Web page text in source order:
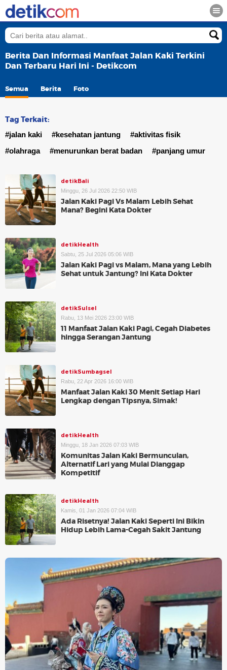
Berita Dan Informasi Manfaat Jalan Kaki Terkini
Dan Terbaru Hari Ini - Detikcom
Semua Berita Foto
Tag Terkait:
#jalan kaki #kesehatan jantung
#aktivitas fisik
#olahraga
#menurunkan berat badan #panjang umur
detikBali
Minggu, 26 Jul 2026 22:50 WIB
Jalan Kaki Pagi Vs Malam Lebih Sehat
Mana? Begini Kata Dokter
detikHealth
Sabtu, 25 Jul 2026 05:06 WIB
Jalan Kaki Pagi vs Malam, Mana yang Lebih
Sehat untuk Jantung? Ini Kata Dokter
detikSulsel
Rabu, 13 Mei 2026 23:00 WIB
11 Manfaat Jalan Kaki Pagi, Cegah Diabetes
hingga Serangan Jantung
detikSumbagsel
Rabu, 22 Apr 2026 16:00 WIB
Manfaat Jalan Kaki 30 Menit Setiap Hari
Lengkap dengan Tipsnya, Simak!
detikHealth
Minggu, 18 Jan 2026 07:03 WIB
Komunitas Jalan Kaki Bermunculan,
Alternatif Lari yang Mulai Dianggap
Kompetitif
detikHealth
Kamis, 01 Jan 2026 07:04 WIB
Ada Risetnya! Jalan Kaki Seperti Ini Bikin
Hidup Lebih Lama-Cegah Sakit Jantung